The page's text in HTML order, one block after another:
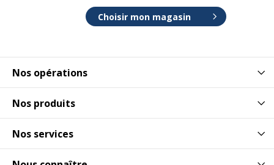
Nos opérations
Nos produits
Nos services
Choisir mon magasin